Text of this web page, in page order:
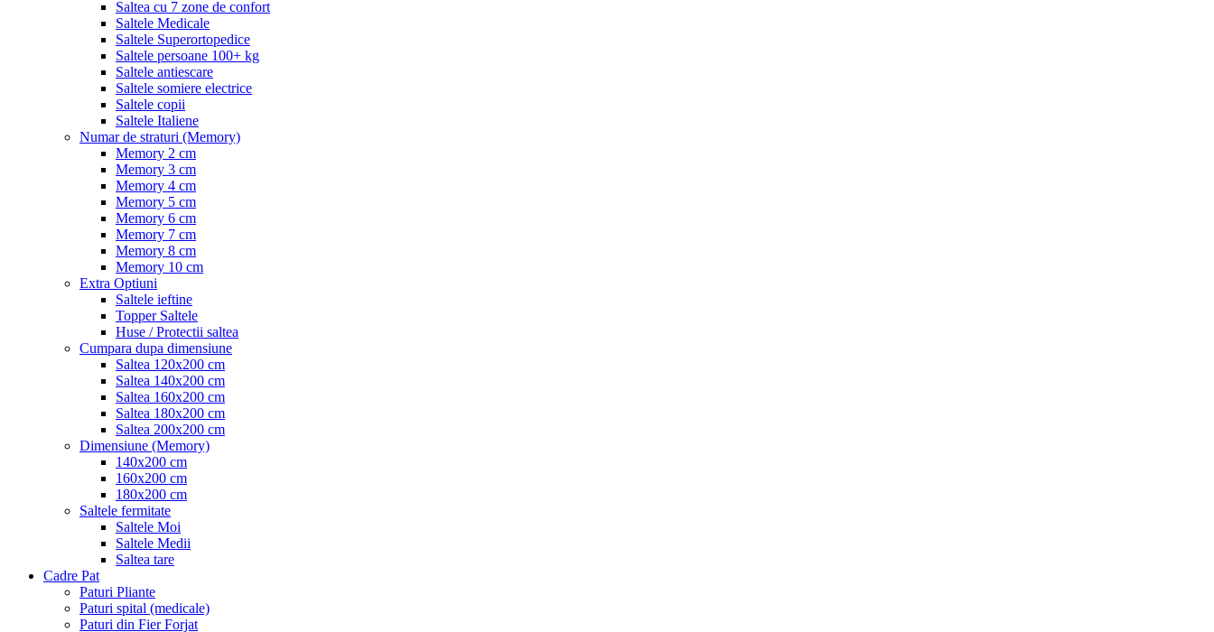
Saltea cu 7 zone de confort
Saltele Medicale
Saltele Superortopedice
Saltele persoane 100+ kg
Saltele antiescare
Saltele somiere electrice
Saltele copii
Saltele Italiene
Numar de straturi (Memory)
Memory 2 cm
Memory 3 cm
Memory 4 cm
Memory 5 cm
Memory 6 cm
Memory 7 cm
Memory 8 cm
Memory 10 cm
Extra Optiuni
Saltele ieftine
Topper Saltele
Huse / Protectii saltea
Cumpara dupa dimensiune
Saltea 120x200 cm
Saltea 140x200 cm
Saltea 160x200 cm
Saltea 180x200 cm
Saltea 200x200 cm
Dimensiune (Memory)
140x200 cm
160x200 cm
180x200 cm
Saltele fermitate
Saltele Moi
Saltele Medii
Saltea tare
Cadre Pat
Paturi Pliante
Paturi spital (medicale)
Paturi din Fier Forjat